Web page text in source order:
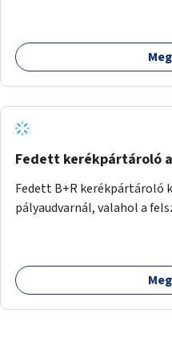
Fedett kerékpártároló
Fedett B+R kerékpártároló
pályaudvarnál, valahol a